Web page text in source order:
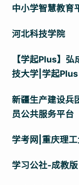
中小学智慧教育
河北科技学院
【学起Plus】
技大学|学起Plus
新疆生产建设兵
员公共服务平台
学考网|重庆理
学习公社-成教版